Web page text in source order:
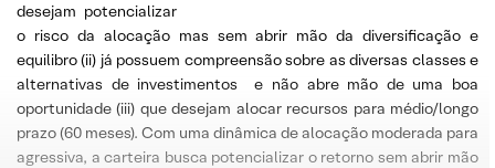
desejam potencializar
o risco da alocação mas sem abrir mão da diversificação e
equilibro (ii) já possuem compreensão sobre as diversas classes e
alternativas de investimentos e não abre mão de uma boa
oportunidade (iii) que desejam alocar recursos para médio/longo
prazo (60 meses). Com uma dinâmica de alocação moderada para
agressiva, a carteira busca potencializar o retorno sem abrir mão